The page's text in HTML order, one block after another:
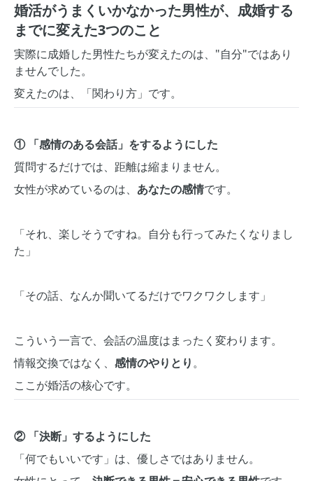
婚活がうまくいかなかった男性が、成婚する
までに変えた3つのこと
実際に成婚した男性たちが変えたのは、"自分"ではあり
ませんでした。
変えたのは、「関わり方」です。
① 「感情のある会話」をするようにした
質問するだけでは、距離は縮まりません。
女性が求めているのは、 あなたの感情です。
「それ、楽しそうですね。自分も行ってみたくなりまし
た」
「その話、なんか聞いてるだけでワクワクします」
こういう一言で、会話の温度はまったく変わります。
情報交換ではなく、 感情のやりとり。
ここが婚活の核心です。
② 「決断」するようにした
「何でもいいです」は、優しさではありません。